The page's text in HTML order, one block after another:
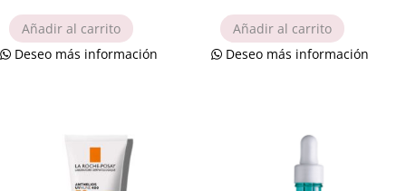
Añadir al carrito
Deseo más información
Añadir al carrito
Deseo más información